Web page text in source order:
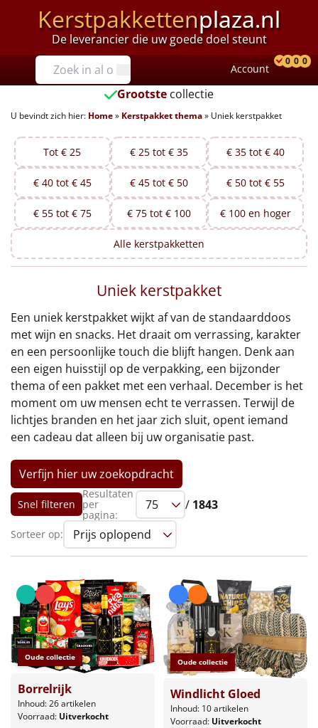
Kerstpakkettenplaza.nl
De leverancier die uw goede doel steunt
Prijzen
Tot €25
€25 tot €35
€35 tot €40
€40 tot €45
€45 tot €50
€50 tot €55
€75 tot €100
€100 en hoger
Alle kerstpakketten 2026
Thema
Origineel
Rituals
Mannen
Vrouwen
Duurzaam
Leuke
Goedkope
Account
0 0 0
Grootste collectie
U bevindt zich hier: Home» Kerstpakket thema» Uniek kerstpakket
Tot € 25 € 25 tot € 35 € 35 tot € 40
€ 40 tot € 45 € 45 tot € 50 € 50 tot € 55
€ 55 tot € 75 € 75 tot € 100 € 100 en hoger
Alle kerstpakketten
Uniek kerstpakket
Een uniek kerstpakket wijkt af van de standaarddoos
met wijn en snacks. Het draait om verrassing, karakter
en een persoonlijke touch die blijft hangen. Denk aan
een eigen huisstijl op de verpakking, een bijzonder
thema of een pakket met een verhaal. December is het
moment om uw mensen echt te verrassen. Terwijl de
lichtjes branden en het jaar zich sluit, opent iemand
een cadeau dat alleen bij uw organisatie past.
Verfijn hier uw zoekopdracht
Snel filteren
Resultaten
per
pagina:
/ 1843
Sorteer op:
Oude collectie
Borrelrijk
Inhoud: 26 artikelen
Voorraad: Uitverkocht
Oude collectie
Windlicht Gloed
Inhoud: 10 artikelen
Voorraad: Uitverkocht